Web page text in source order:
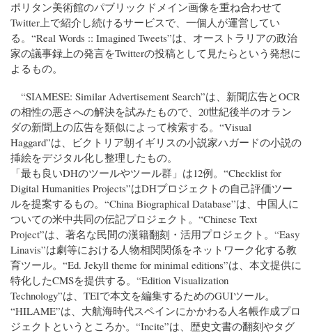
ポリタン美術館のパブリックドメイン画像を重ね合わせて
Twitter上で紹介し続けるサービスで、一個人が運営してい
る。“Real Words :: Imagined Tweets”は、オーストラリアの政治
家の議事録上の発言をTwitterの投稿として見たらという発想に
よるもの。
“SIAMESE: Similar Advertisement Search”は、新聞広告とOCR
の相性の悪さへの解決を試みたもので、20世紀後半のオラン
ダの新聞上の広告を類似によって検索する。“Visual
Haggard”は、ビクトリア朝イギリスの小説家ハガードの小説の
挿絵をデジタル化し整理したもの。
「最も良いDHのツールやツール群」は12例。“Checklist for
Digital Humanities Projects”はDHプロジェクトの自己評価ツー
ルを提案するもの。“China Biographical Database”は、中国人に
ついての米中共同の伝記プロジェクト。“Chinese Text
Project”は、著名な民間の漢籍翻刻・活用プロジェクト。“Easy
Linavis”は劇等における人物相関関係をネットワーク化する教
育ツール。“Ed. Jekyll theme for minimal editions”は、本文提供に
特化したCMSを提供する。“Edition Visualization
Technology”は、TEIで本文を編集するためのGUIツール。
“HILAME”は、大航海時代スペインにかかわる人名帳作成プロ
ジェクトというところか。“Incite”は、歴史文書の翻刻やタグ